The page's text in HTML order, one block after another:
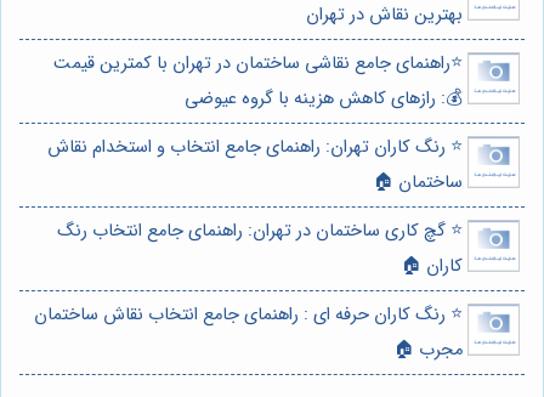
بهترین نقاش در تهران
⭐️راهنمای جامع نقاشی ساختمان در تهران با کمترین قیمت
💰: رازهای کاهش هزینه با گروه عیوضی
⭐️ رنگ کاران تهران: راهنمای جامع انتخاب و استخدام نقاش
ساختمان 🏠
⭐️ گچ کاری ساختمان در تهران: راهنمای جامع انتخاب رنگ
کاران 🏠
⭐️ رنگ کاران حرفه ای : راهنمای جامع انتخاب نقاش ساختمان
مجرب 🏠